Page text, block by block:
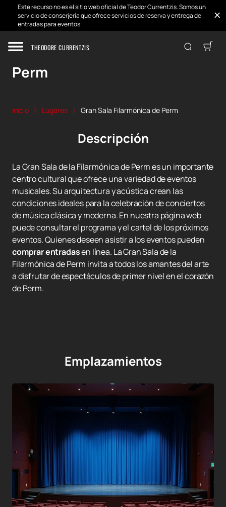
Este recurso no es el sitio web oficial de Teodor Currentzis. Somos un
servicio de conserjería que ofrece servicios de reserva y entrega de
entradas para eventos.
THEODORE CURRENTZIS
Gran Sala Filarmónica de
Perm
Inicio Lugares Gran Sala Filarmónica de Perm
Descripción
La Gran Sala de la Filarmónica de Perm es un importante
centro cultural que ofrece una variedad de eventos
musicales. Su arquitectura y acústica crean las
condiciones ideales para la celebración de conciertos
de música clásica y moderna. En nuestra página web
puede consultar el programa y el cartel de los próximos
eventos. Quienes deseen asistir a los eventos pueden
comprar entradasen línea. La Gran Sala de la
Filarmónica de Perm invita a todos los amantes del arte
a disfrutar de espectáculos de primer nivel en el corazón
de Perm.
Emplazamientos